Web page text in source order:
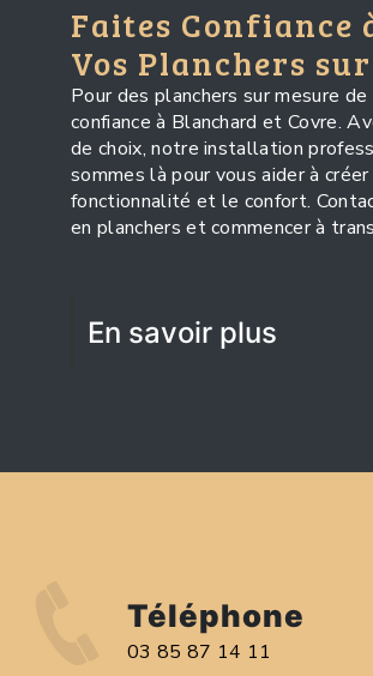
Faites Confiance
Vos Planchers
Pour des planchers sur mesure
confiance à Blanchard et Covre.
de choix, notre installation
sommes là pour vous aider à
fonctionnalité et le confort.
en planchers et commencer à
En savoir plus
Téléphone
03 85 87 14 11